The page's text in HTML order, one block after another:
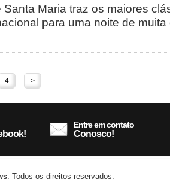
Santa Maria traz os maiores
para uma noite de
4 ... >
Entre em contato
Conosco!
. Todos os direitos reservados.